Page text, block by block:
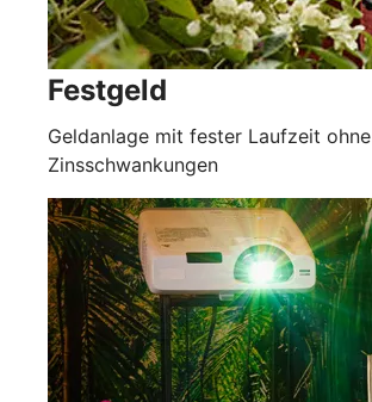
Festgeld
Geldanlage mit fester Laufzeit ohne
Zinsschwankungen